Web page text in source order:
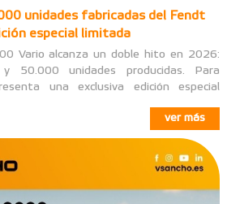
unidades fabricadas del Fendt
especial limitada
Vario alcanza un doble hito en 2026:
50.000 unidades producidas. Para
una exclusiva edición especial
ver más